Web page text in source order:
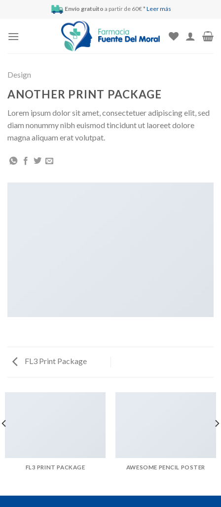
Envío gratuito a partir de 60€ * Leer más
Design
ANOTHER PRINT PACKAGE
Lorem ipsum dolor sit amet, consectetuer adipiscing elit, sed
diam nonummy nibh euismod tincidunt ut laoreet dolore
magna aliquam erat volutpat.
FL3 Print Package
FL3 PRINT PACKAGE AWESOME PENCIL POSTER